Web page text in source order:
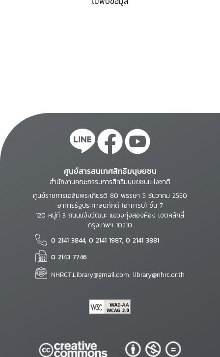
ศูนย์สารสนเทศสิทธิมนุษยชน
สำนักงานคณะกรรมการสิทธิมนุษยชนแห่งชาติ
ศูนย์ราชการเฉลิมพระเกียรติ 80 พรรษา 5 ธันวาคม 2550
อาคารรัฐประศาสนภักดี (อาคารบี) ชั้น 7
120 หมู่ที่ 3 ถนนแจ้งวัฒนะ แขวงทุ่งสองห้อง เขตหลักสี่
กรุงเทพฯ 10210
0 2141 3844, 0 2141 1987, 0 2141 3881
0 2143 7746
NHRCT.Library@gmail.com; library@nhrc.or.th